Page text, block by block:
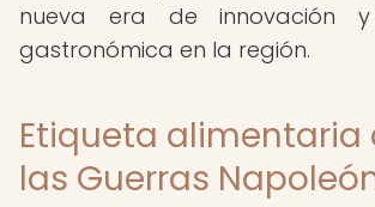
nueva era de innovación y
gastronómica en la región.
Etiqueta alimentaria
las Guerras